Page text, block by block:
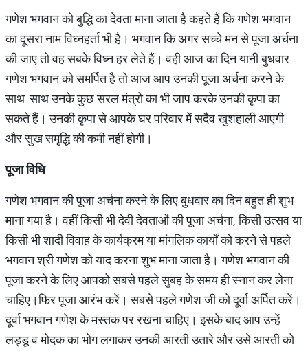
गणेश भगवान को बुद्धि का देवता माना जाता है कहते हैं कि गणेश भगवान
का दूसरा नाम विघ्नहर्ता भी है। भगवान कि अगर सच्चे मन से पूजा अर्चना
की जाए तो वह सबके विघ्न हर लेते हैं। वही आज का दिन यानी बुधवार
गणेश भगवान को समर्पित है तो आज आप उनकी पूजा अर्चना करने के
साथ-साथ उनके कुछ सरल मंत्रो का भी जाप करके उनकी कृपा का
सकते हैं। उनकी कृपा से आपके घर परिवार में सदैव खुशहाली आएगी
और सुख समृद्धि की कमी नहीं होगी।
पूजाविधि
गणेश भगवान की पूजा अर्चना करने के लिए बुधवार का दिन बहुत ही शुभ
माना गया है। वहीं किसी भी देवी देवताओं की पूजा अर्चना, किसी उत्सव या
किसी भी शादी विवाह के कार्यक्रम या मांगलिक कार्यों को करने से पहले
भगवान श्री गणेश को याद करना शुभ माना जाता है। गणेश भगवान की
पूजा करने के लिए आपको सबसे पहले सुबह के समय ही स्नान कर लेना
चाहिए।फिर पूजा आरंभ करें। सबसे पहले गणेश जी को दूर्वा अर्पित करें।
दूर्वा भगवान गणेश के मस्तक पर रखना चाहिए। इसके बाद आप उन्हें
लड्डू व मोदक का भोग लगाकर उनकी आरती उतारे और उसे आरती को